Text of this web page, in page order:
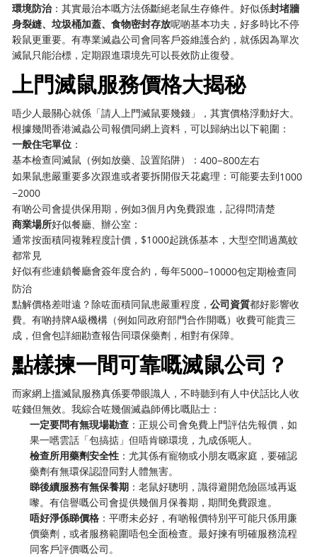
環境防治：其實最治本嘅方法係斷絕老鼠生存條件。好似係封堵牆
身裂縫、垃圾桶加蓋、食物密封存放呢啲基本功夫，好多時比不停
殺鼠更重要。有專業滅蟲公司會同客戶簽維護合約，就係因為單次
滅鼠只能治標，定期跟進環境先可以長效防止復發。
上門滅鼠服務價格大揭秘
唔少人最關心就係「請人上門滅鼠要幾錢」，其實價格浮動好大。
根據幾間香港滅蟲公司報價同網上資料，可以歸納出以下範圍：
一般住宅單位 ：
基本檢查同滅鼠（例如放藥、設置陷阱）：400−800左右
如果鼠患嚴重要多次跟進或者要拆開假天花處理：可能要去到1000
−2000
有啲公司會提供保用期，例如3個月內免費跟進，記得問清楚
商業場所好似餐廳、辦公室：
通常按面積同複雜程度計價，$1000起跳係基本，大型空間過萬蚊
都常見
好似有些連鎖餐廳會簽年度合約，每年5000−10000包定期檢查同
防治
點解價格差咁遠？除咗面積同鼠患嚴重程度，公司資質都好影響收
費。有啲持牌A級機構（例如同政府部門合作開嘅）收費可能貴三
成，但會包詳細勘查報告同環保藥劑，相對有保障。
點樣揀一間可靠嘅滅鼠公司？
而家網上搵滅鼠服務真係要帶眼識人，不時聽到有人中伏話比人收
咗錢但無效。我綜合咗幾個滅蟲師傅比嘅貼士：
一定要問有無現場勘查 ：正規公司會免費上門評估先報價，如
果一嚿雲話「包搞掂」但唔肯睇環境，九成係呃人。
檢查所用藥劑安全性 ：尤其係有寵物或小朋友嘅家庭，要確認
藥劑有無環保認證同對人體無害。
睇後續服務有無保養期 ：老鼠好聰明，識得避開危險區域再返
嚟。有信譽嘅公司會提供幾個月保養期，期間免費跟進。
唔好淨係睇價格 ：平嘢未必好，有啲報價特別平可能只係用廉
價藥劑，或者服務範圍唔包全面檢查。最好揀有明確服務流程
同客戶評價嘅公司。